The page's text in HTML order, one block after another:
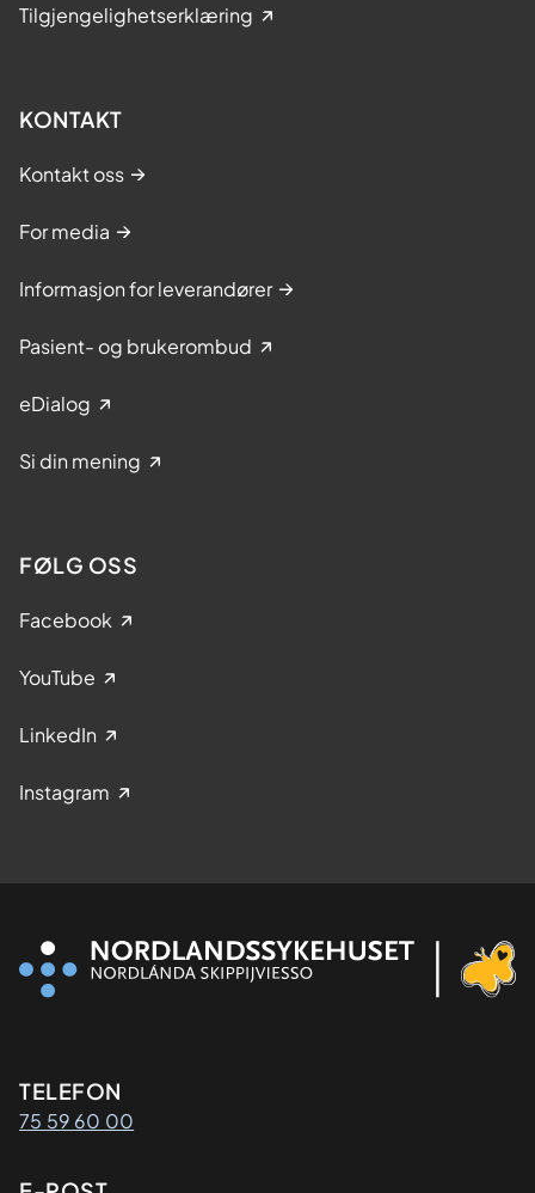
Tilgjengelighetserklæring
KONTAKT
Kontakt oss
For media
Informasjon for leverandører
Pasient- og brukerombud
eDialog
Si din mening
FØLG OSS
Facebook
YouTube
LinkedIn
Instagram
Kontaktinformasjon
TELEFON
75 59 60 00